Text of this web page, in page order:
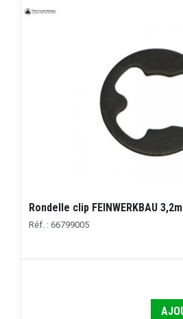
Rondelle clip FEINWERKBAU
Réf. : 66799005